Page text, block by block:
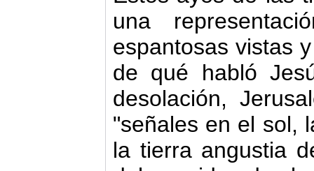
una
espantosas vistas
de qué habló
desolación,
"señales en el sol,
la tierra angustia